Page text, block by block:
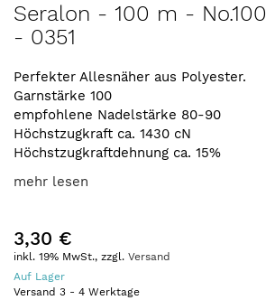
Anfang
der
springen
Seralon - 100 m - No.100
- 0351
Perfekter Allesnäher aus Polyester.
Garnstärke 100
empfohlene Nadelstärke 80-90
Höchstzugkraft ca. 1430 cN
Höchstzugkraftdehnung ca. 15%
mehr lesen
3,30 €
inkl. 19% MwSt., zzgl. Versand
Auf Lager
Versand 3 - 4 Werktage